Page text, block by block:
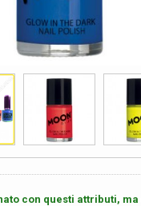
con questi attributi,